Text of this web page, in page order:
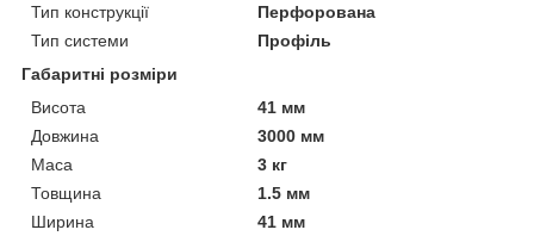
Тип конструкції
Перфорована
Тип системи
Профіль
Габаритні розміри
Висота
41 мм
Довжина
3000 мм
Маса
3 кг
Товщина
1.5 мм
Ширина
41 мм